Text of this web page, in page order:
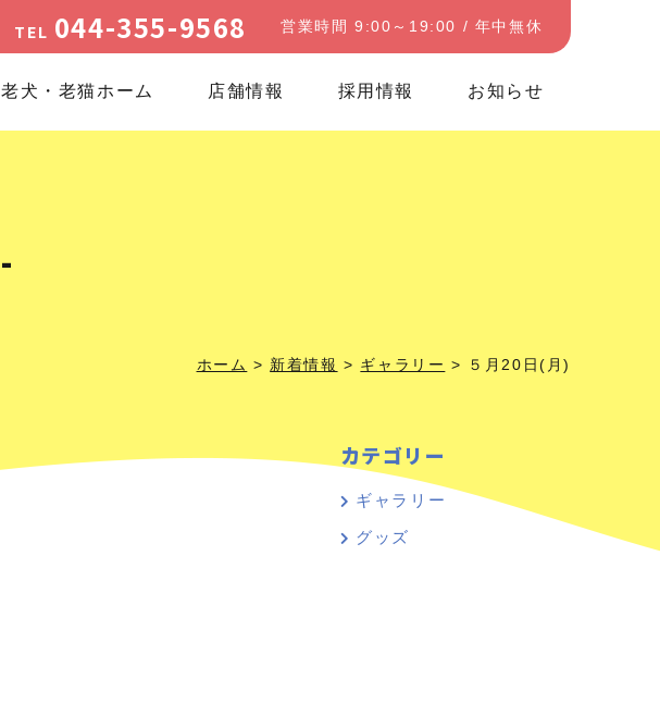
TEL 044-355-9568 営業時間 9:00～19:00 / 年中無休
老犬・老猫ホーム 店舗情報 採用情報 お知らせ
ホーム > 新着情報 > ギャラリー > ５月20日(月)
カテゴリー
ギャラリー
グッズ